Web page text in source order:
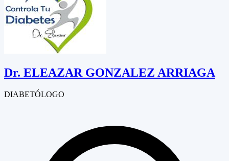
Dr. ELEAZAR GONZALEZ ARRIAGA
DIABETÓLOGO